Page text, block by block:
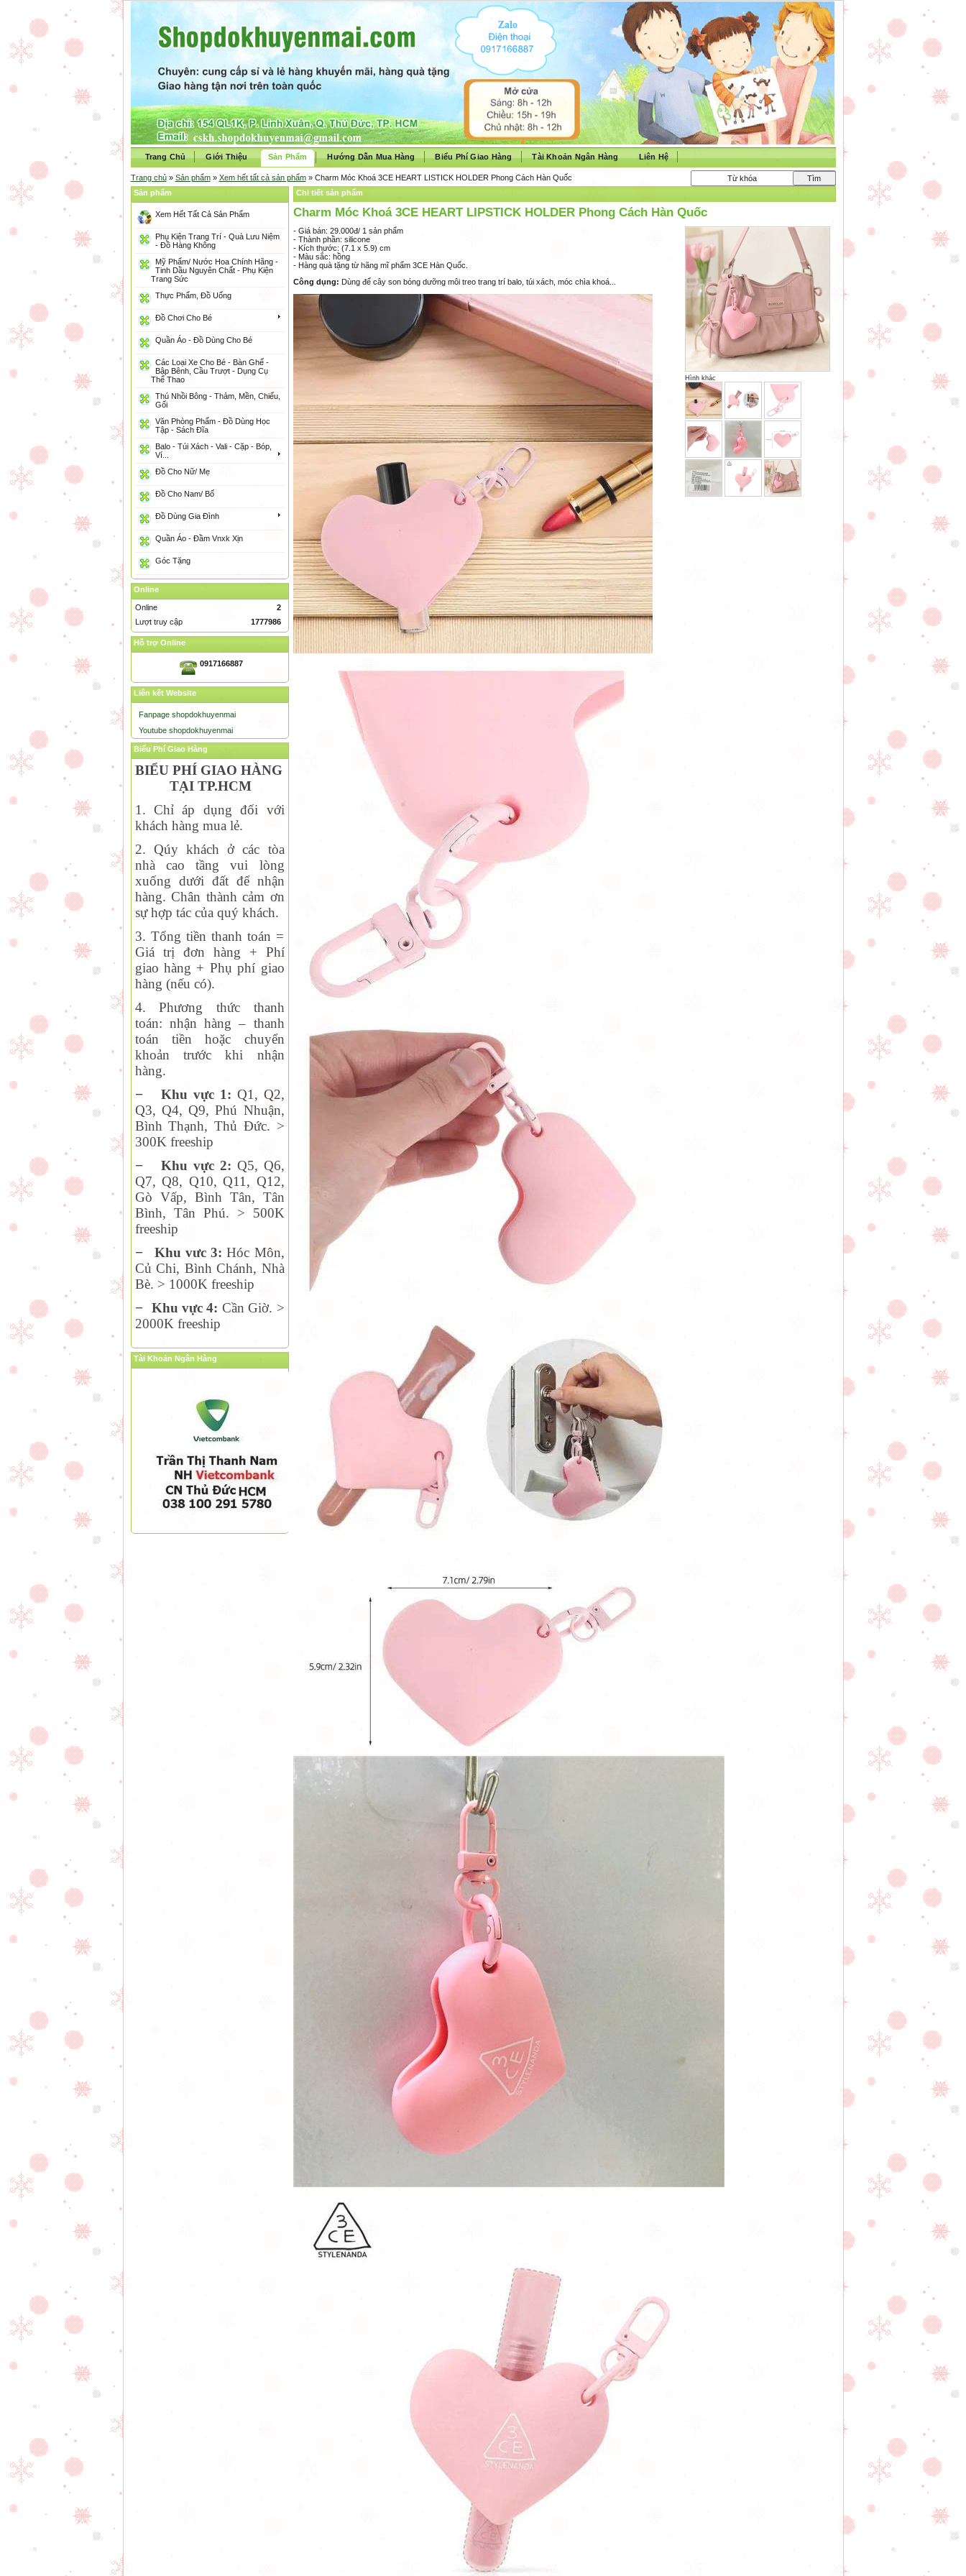
Trang Chủ Giới Thiệu Sản Phẩm Hướng Dẫn Mua Hàng Biểu Phí Giao Hàng Tài Khoản Ngân Hàng Liên Hệ
Trang chủ» Sản phẩm» Xem hết tất cả sản phẩm» Charm Móc Khoá 3CE HEART LISTICK HOLDER Phong Cách Hàn Quốc
Chi tiết sản phẩm
Charm Móc Khoá 3CE HEART LIPSTICK HOLDER Phong Cách Hàn Quốc
Hình khác
- Giá bán: 29.000đ/ 1 sản phẩm
- Thành phần: silicone
- Kích thước: (7.1 x 5.9) cm
- Màu sắc: hồng
- Hàng quà tặng từ hãng mĩ phẩm 3CE Hàn Quốc.
Công dụng: Dùng để cây son bóng dưỡng môi treo trang trí balo, túi xách, móc chìa khoá...
Sản phẩm
Xem Hết Tất Cả Sản Phẩm
Phụ Kiện Trang Trí - Quà Lưu Niệm
- Đồ Hàng Không
Mỹ Phẩm/ Nước Hoa Chính Hãng -
Tinh Dầu Nguyên Chất - Phụ Kiện
Trang Sức
Thực Phẩm, Đồ Uống
Đồ Chơi Cho Bé
Quần Áo - Đồ Dùng Cho Bé
Các Loại Xe Cho Bé - Bàn Ghế -
Bập Bênh, Cầu Trượt - Dụng Cụ
Thể Thao
Thú Nhồi Bông - Thảm, Mền, Chiếu,
Gối
Văn Phòng Phẩm - Đồ Dùng Học
Tập - Sách Đĩa
Balo - Túi Xách - Vali - Cặp - Bóp,
Ví...
Đồ Cho Nữ/ Mẹ
Đồ Cho Nam/ Bố
Đồ Dùng Gia Đình
Quần Áo - Đầm Vnxk Xịn
Góc Tặng
Online
Online
2
Lượt truy cập
1777986
Hỗ trợ Online
0917166887
Liên kết Website
Fanpage shopdokhuyenmai
Youtube shopdokhuyenmai
Biểu Phí Giao Hàng
BIỂU PHÍ GIAO HÀNG
TẠI TP.HCM
1. Chỉ áp dụng đối với
khách hàng mua lẻ.
2. Qúy khách ở các tòa
nhà cao tầng vui lòng
xuống dưới đất để nhận
hàng. Chân thành cảm ơn
sự hợp tác của quý khách.
3. Tổng tiền thanh toán =
Giá trị đơn hàng + Phí
giao hàng + Phụ phí giao
hàng (nếu có).
4. Phương thức thanh
toán: nhận hàng – thanh
toán tiền hoặc chuyển
khoản trước khi nhận
hàng.
−
Khu vực 1: Q1, Q2,
Q3, Q4, Q9, Phú Nhuận,
Bình Thạnh, Thủ Đức. >
300K freeship
−
Khu vực 2: Q5, Q6,
Q7, Q8, Q10, Q11, Q12,
Gò Vấp, Bình Tân, Tân
Bình, Tân Phú. > 500K
freeship
−
Khu vưc 3:Hóc Môn,
Củ Chi, Bình Chánh, Nhà
Bè. > 1000K freeship
− Khu vực 4: Cần Giờ. >
2000K freeship
Tài Khoản Ngân Hàng